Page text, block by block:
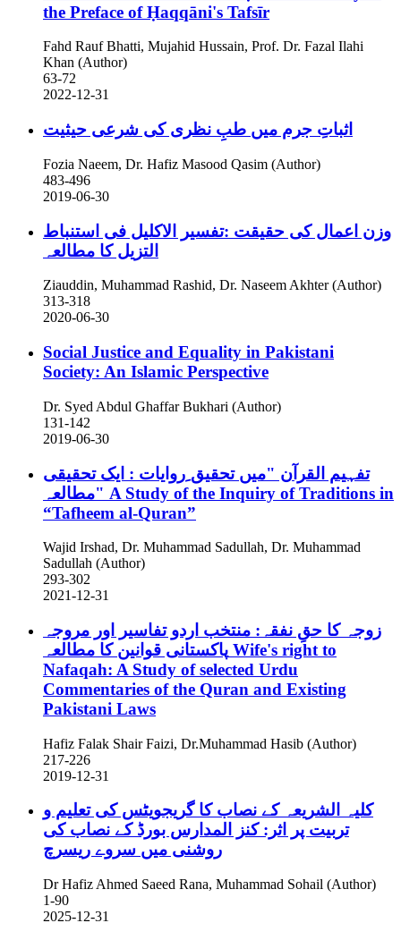
the Preface of Ḥaqqāni's Tafsīr
Fahd Rauf Bhatti, Mujahid Hussain, Prof. Dr. Fazal Ilahi
Khan (Author)
63-72
2022-12-31
اثباتِ جرم میں طبِ نظری کی شرعی حیثیت
Fozia Naeem, Dr. Hafiz Masood Qasim (Author)
483-496
2019-06-30
وزن اعمال کی حقیقت :تفسیر الاکلیل فی استنباط
التزیل کا مطالعہ
Ziauddin, Muhammad Rashid, Dr. Naseem Akhter (Author)
313-318
2020-06-30
Social Justice and Equality in Pakistani
Society: An Islamic Perspective
Dr. Syed Abdul Ghaffar Bukhari (Author)
131-142
2019-06-30
تفہیم القرآن "میں تحقیق ِروایات : ایک تحقیقی
مطالعہ" A Study of the Inquiry of Traditions in
“Tafheem al-Quran”
Wajid Irshad, Dr. Muhammad Sadullah, Dr. Muhammad
Sadullah (Author)
293-302
2021-12-31
زوجہ کا حقِ نفقہ: منتخب اردو تفاسیر اور مروجہ
Wife's right to
Nafaqah: A Study of selected Urdu
Commentaries of the Quran and Existing
Pakistani Laws
Hafiz Falak Shair Faizi, Dr.Muhammad Hasib (Author)
217-226
2019-12-31
کلیہ الشریعہ کے نصاب کا گریجویٹس کی تعلیم و
تربیت پر اثر: کنز المدارس بورڈ کے نصاب کی
روشنی میں سروے ریسرچ
Dr Hafiz Ahmed Saeed Rana, Muhammad Sohail (Author)
1-90
2025-12-31